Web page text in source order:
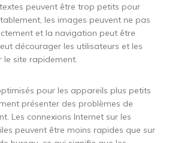
peuvent être trop petits pour
les images peuvent ne pas
et la navigation peut être
décourager les utilisateurs et les
le site rapidement.
pour les appareils plus petits
présenter des problèmes de
Les connexions Internet sur les
peuvent être moins rapides que sur